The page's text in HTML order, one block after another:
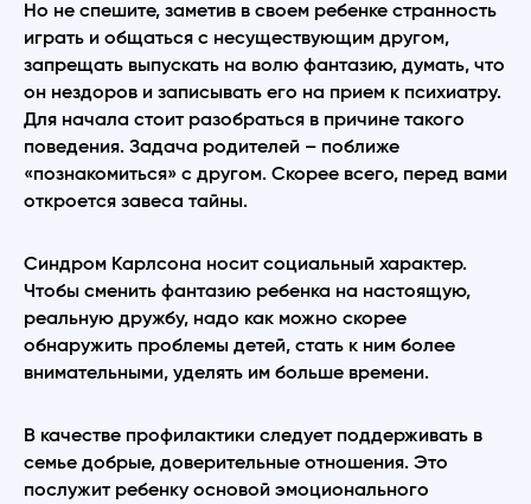
Но не спешите, заметив в своем ребенке странность
играть и общаться с несуществующим другом,
запрещать выпускать на волю фантазию, думать, что
он нездоров и записывать его на прием к психиатру.
Для начала стоит разобраться в причине такого
поведения. Задача родителей – поближе
«познакомиться» с другом. Скорее всего, перед вами
откроется завеса тайны.
Синдром Карлсона носит социальный характер.
Чтобы сменить фантазию ребенка на настоящую,
реальную дружбу, надо как можно скорее
обнаружить проблемы детей, стать к ним более
внимательными, уделять им больше времени.
В качестве профилактики следует поддерживать в
семье добрые, доверительные отношения. Это
послужит ребенку основой эмоционального